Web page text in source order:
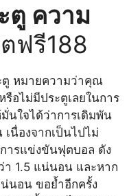
ตู ความ
ฟรี188
ตู หมายความว่าคุณ
รือไม่มีประตูเลยในการ
นใจได้ว่าการเดิมพัน
นื่องจากเป็นไปไม่
ารแข่งขันฟุตบอล ดัง
า 1.5 แน่นอน และหาก
นอน ขอย้ำอีกครั้ง